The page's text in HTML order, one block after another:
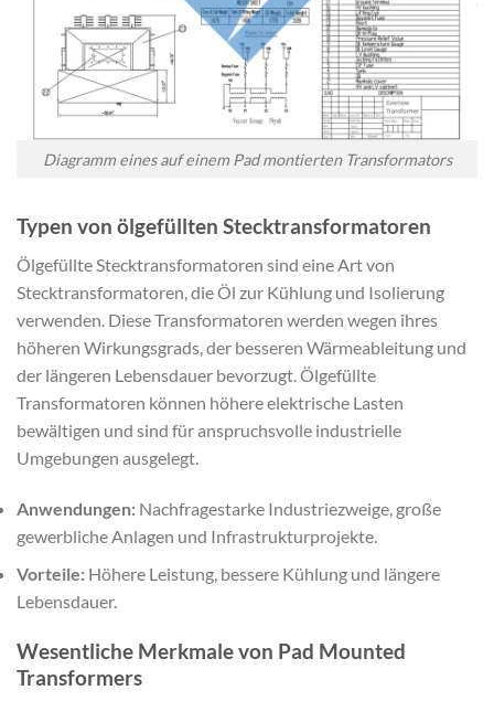
Diagramm eines auf einem Pad montierten Transformators
Typen von ölgefüllten Stecktransformatoren
Ölgefüllte Stecktransformatoren sind eine Art von
Stecktransformatoren, die Öl zur Kühlung und Isolierung
verwenden. Diese Transformatoren werden wegen ihres
höheren Wirkungsgrads, der besseren Wärmeableitung und
der längeren Lebensdauer bevorzugt. Ölgefüllte
Transformatoren können höhere elektrische Lasten
bewältigen und sind für anspruchsvolle industrielle
Umgebungen ausgelegt.
Anwendungen: Nachfragestarke Industriezweige, große
gewerbliche Anlagen und Infrastrukturprojekte.
Vorteile: Höhere Leistung, bessere Kühlung und längere
Lebensdauer.
Wesentliche Merkmale von Pad Mounted
Transformers